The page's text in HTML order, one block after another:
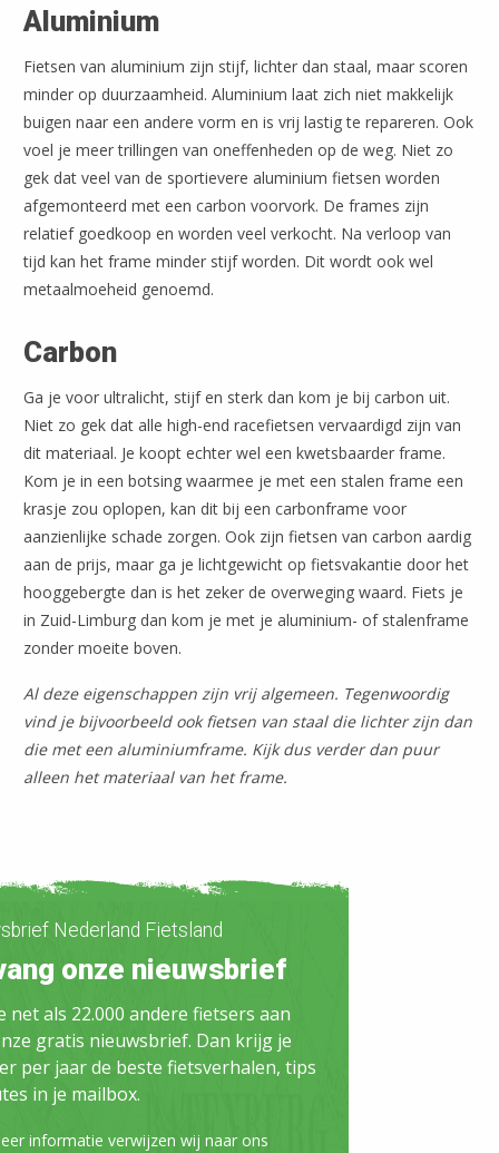
Aluminium
Fietsen van aluminium zijn stijf, lichter dan staal, maar scoren
minder op duurzaamheid. Aluminium laat zich niet makkelijk
buigen naar een andere vorm en is vrij lastig te repareren. Ook
voel je meer trillingen van oneffenheden op de weg. Niet zo
gek dat veel van de sportievere aluminium fietsen worden
afgemonteerd met een carbon voorvork. De frames zijn
relatief goedkoop en worden veel verkocht. Na verloop van
tijd kan het frame minder stijf worden. Dit wordt ook wel
metaalmoeheid genoemd.
Carbon
Ga je voor ultralicht, stijf en sterk dan kom je bij carbon uit.
Niet zo gek dat alle high-end racefietsen vervaardigd zijn van
dit materiaal. Je koopt echter wel een kwetsbaarder frame.
Kom je in een botsing waarmee je met een stalen frame een
krasje zou oplopen, kan dit bij een carbonframe voor
aanzienlijke schade zorgen. Ook zijn fietsen van carbon aardig
aan de prijs, maar ga je lichtgewicht op fietsvakantie door het
hooggebergte dan is het zeker de overweging waard. Fiets je
in Zuid-Limburg dan kom je met je aluminium- of stalenframe
zonder moeite boven.
Al deze eigenschappen zijn vrij algemeen. Tegenwoordig
vind je bijvoorbeeld ook fietsen van staal die lichter zijn dan
die met een aluminiumframe. Kijk dus verder dan puur
alleen het materiaal van het frame.
Nederland Fietsland
onze nieuwsbrief
net als 22.000 andere fietsers aan
gratis nieuwsbrief. Dan krijg je
per jaar de beste fietsverhalen, tips
in je mailbox.
informatie verwijzen wij naar ons